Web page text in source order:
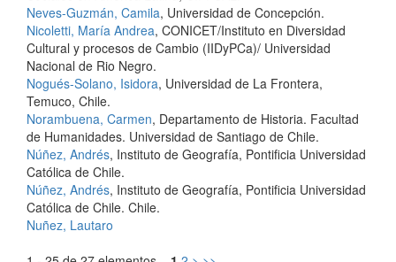
Neves-Guzmán, Camila, Universidad de Concepción.
Nicoletti, María Andrea, CONICET/Instituto en Diversidad
Cultural y procesos de Cambio (IIDyPCa)/ Universidad
Nacional de Rio Negro.
Nogués-Solano, Isidora, Universidad de La Frontera,
Temuco, Chile.
Norambuena, Carmen, Departamento de Historia. Facultad
de Humanidades. Universidad de Santiago de Chile.
Núñez, Andrés, Instituto de Geografía, Pontificia Universidad
Católica de Chile.
Núñez, Andrés, Instituto de Geografía, Pontificia Universidad
Católica de Chile. Chile.
Nuñez, Lautaro